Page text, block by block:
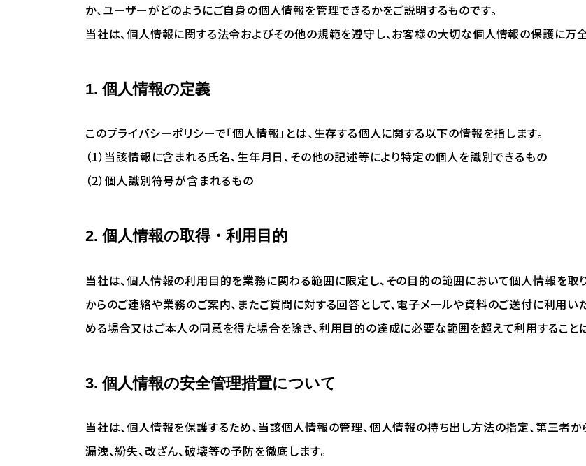
か、ユーザーがどのようにご自身の個人情報を管理できるかをご説明するものです。
当社は、個人情報に関する法令およびその他の規範を遵守し、お客様の大切な個人情報の保護に万全
1. 個人情報の定義
このプライバシーポリシーで「個人情報」とは、生存する個人に関する以下の情報を指します。
（1）当該情報に含まれる氏名、生年月日、その他の記述等により特定の個人を識別できるもの
（2）個人識別符号が含まれるもの
2. 個人情報の取得・利用目的
当社は、個人情報の利用目的を業務に関わる範囲に限定し、その目的の範囲において個人情報を取
からのご連絡や業務のご案内、またご質問に対する回答として、電子メールや資料のご送付に利用い
める場合又はご本人の同意を得た場合を除き、利用目的の達成に必要な範囲を超えて利用すること
3. 個人情報の安全管理措置について
当社は、個人情報を保護するため、当該個人情報の管理、個人情報の持ち出し方法の指定、第三者
漏洩、紛失、改ざん、破壊等の予防を徹底します。